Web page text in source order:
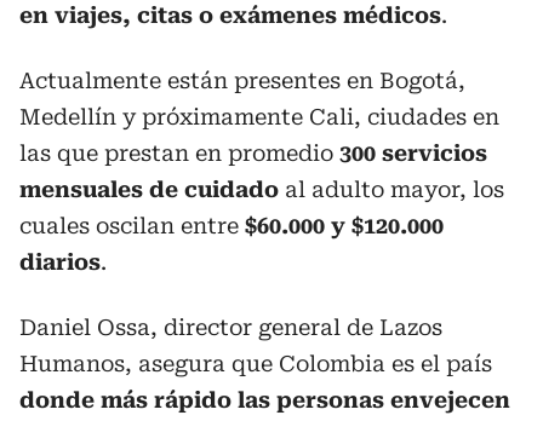
en viajes, citas o exámenes médicos.
Actualmente están presentes en Bogotá,
Medellín y próximamente Cali, ciudades en
las que prestan en promedio 300 servicios
mensuales de cuidado al adulto mayor, los
cuales oscilan entre $60.000 y $120.000
diarios.
Daniel Ossa, director general de Lazos
Humanos, asegura que Colombia es el país
donde más rápido las personas envejecen